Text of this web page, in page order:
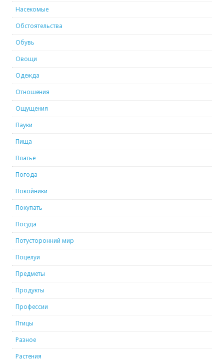
Насекомые
Обстоятельства
Обувь
Овощи
Одежда
Отношения
Ощущения
Пауки
Пища
Платье
Погода
Покойники
Покупать
Посуда
Потусторонний мир
Поцелуи
Предметы
Продукты
Профессии
Птицы
Разное
Растения